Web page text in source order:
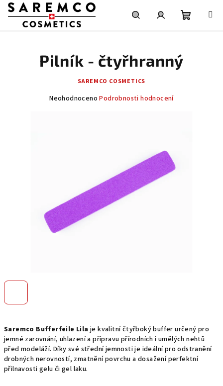
Přejít
Saremco Bufferfeile Lilaje kvalitní čtyřboký buffer určený pro
jemné zarovnání, uhlazení a přípravu přírodních i umělých nehtů
před modeláží. Díky své střední jemnosti je ideální pro odstranění
drobných nerovností, zmatnění povrchu a dosažení perfektní
přilnavosti gelu či gel laku.
Pilník - čtyřhranný
SAREMCO COSMETICS
Průměrné
Neohodnoceno Podrobnosti hodnocení